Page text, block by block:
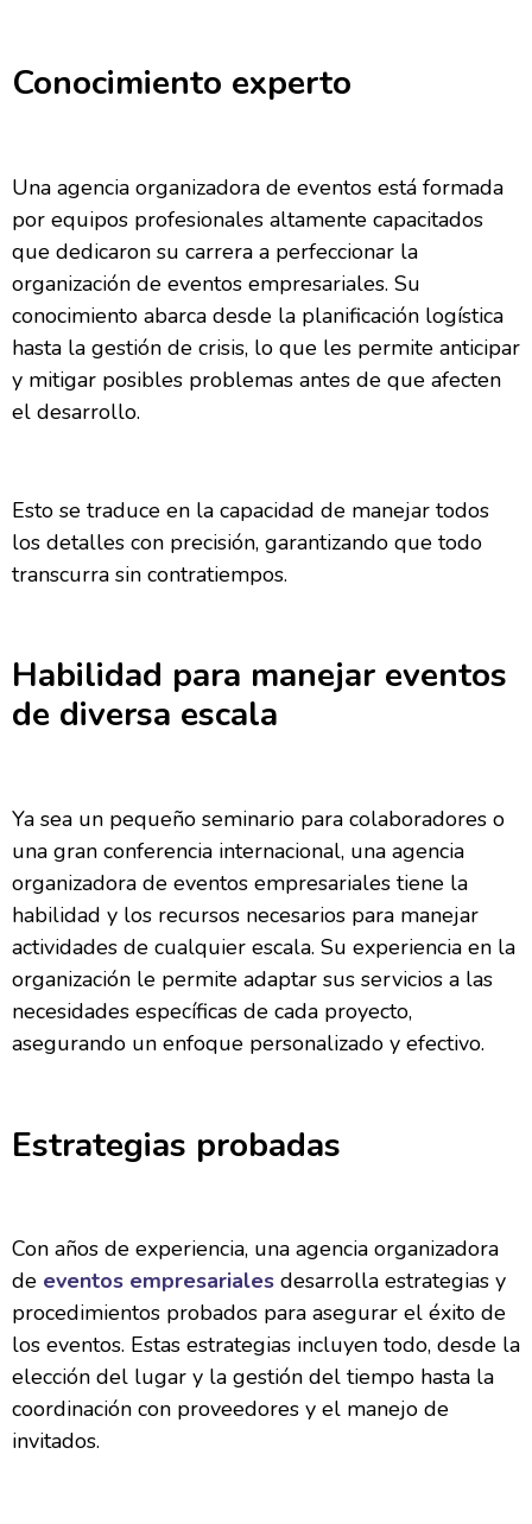
Conocimiento experto
Una agencia organizadora de eventos está formada
por equipos profesionales altamente capacitados
que dedicaron su carrera a perfeccionar la
organización de eventos empresariales. Su
conocimiento abarca desde la planificación logística
hasta la gestión de crisis, lo que les permite anticipar
y mitigar posibles problemas antes de que afecten
el desarrollo.
Esto se traduce en la capacidad de manejar todos
los detalles con precisión, garantizando que todo
transcurra sin contratiempos.
Habilidad para manejar eventos
de diversa escala
Ya sea un pequeño seminario para colaboradores o
una gran conferencia internacional, una agencia
organizadora de eventos empresariales tiene la
habilidad y los recursos necesarios para manejar
actividades de cualquier escala. Su experiencia en la
organización le permite adaptar sus servicios a las
necesidades específicas de cada proyecto,
asegurando un enfoque personalizado y efectivo.
Estrategias probadas
Con años de experiencia, una agencia organizadora
de eventos empresariales desarrolla estrategias y
procedimientos probados para asegurar el éxito de
los eventos. Estas estrategias incluyen todo, desde la
elección del lugar y la gestión del tiempo hasta la
coordinación con proveedores y el manejo de
invitados.